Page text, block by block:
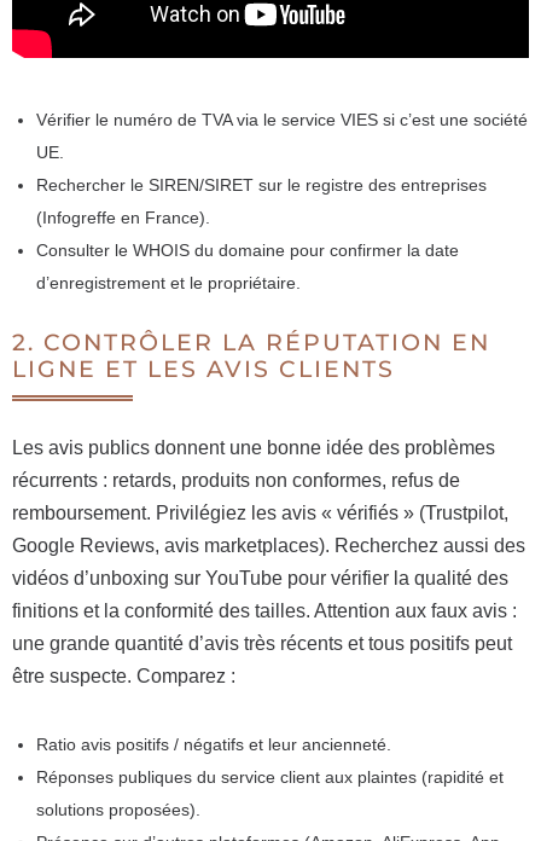
Vérifier le numéro de TVA via le service VIES si c’est une société
UE.
Rechercher le SIREN/SIRET sur le registre des entreprises
(Infogreffe en France).
Consulter le WHOIS du domaine pour confirmer la date
d’enregistrement et le propriétaire.
2. CONTRÔLER LA RÉPUTATION EN
LIGNE ET LES AVIS CLIENTS
Les avis publics donnent une bonne idée des problèmes
récurrents : retards, produits non conformes, refus de
remboursement. Privilégiez les avis « vérifiés » (Trustpilot,
Google Reviews, avis marketplaces). Recherchez aussi des
vidéos d’unboxing sur YouTube pour vérifier la qualité des
finitions et la conformité des tailles. Attention aux faux avis :
une grande quantité d’avis très récents et tous positifs peut
être suspecte. Comparez :
Ratio avis positifs / négatifs et leur ancienneté.
Réponses publiques du service client aux plaintes (rapidité et
solutions proposées).